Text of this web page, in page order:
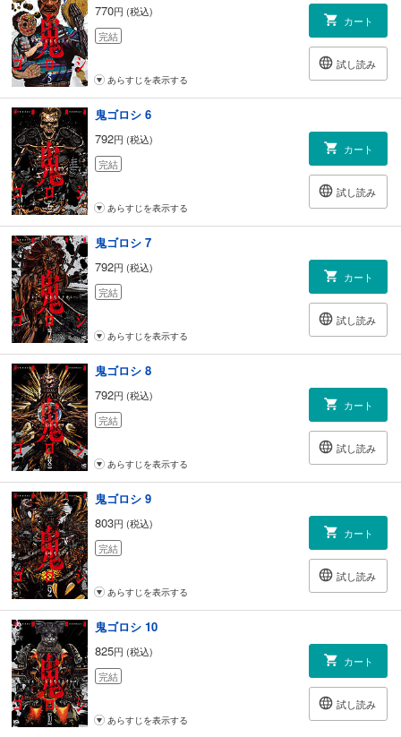
770円 (税込)
完結
カート
試し読み
あらすじを表示する
鬼ゴロシ 6
792円 (税込)
完結
カート
試し読み
あらすじを表示する
鬼ゴロシ 7
792円 (税込)
完結
カート
試し読み
あらすじを表示する
鬼ゴロシ 8
792円 (税込)
完結
カート
試し読み
あらすじを表示する
鬼ゴロシ 9
803円 (税込)
完結
カート
試し読み
あらすじを表示する
鬼ゴロシ 10
825円 (税込)
完結
カート
試し読み
あらすじを表示する